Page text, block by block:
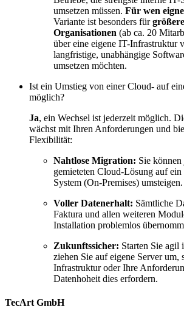
umsetzen müssen. Für wen
Variante ist besonders für
Organisationen (ab ca. 20
über eine eigene IT-Infrastruktur
langfristige, unabhängige
umsetzen möchten.
Ist ein Umstieg von einer Cloud- auf
möglich?
Ja, ein Wechsel ist jederzeit möglich.
wächst mit Ihren Anforderungen und
Flexibilität:
Nahtlose Migration: Sie
gemieteten Cloud-Lösung auf ein
System (On-Premises) umsteigen.
Voller Datenerhalt: Sämtliche
Faktura und allen weiteren
Installation problemlos
Zukunftssicher: Starten Sie agil
ziehen Sie auf eigene Server um,
Infrastruktur oder Ihre
Datenhoheit dies erfordern.
TecArt GmbH